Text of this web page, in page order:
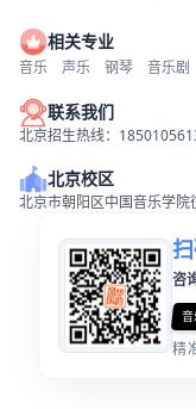
相关专业
音乐 声乐 钢琴 音乐剧
联系我们
北京招生热线：
北京校区
北京市朝阳区中国音乐学院
咨
精